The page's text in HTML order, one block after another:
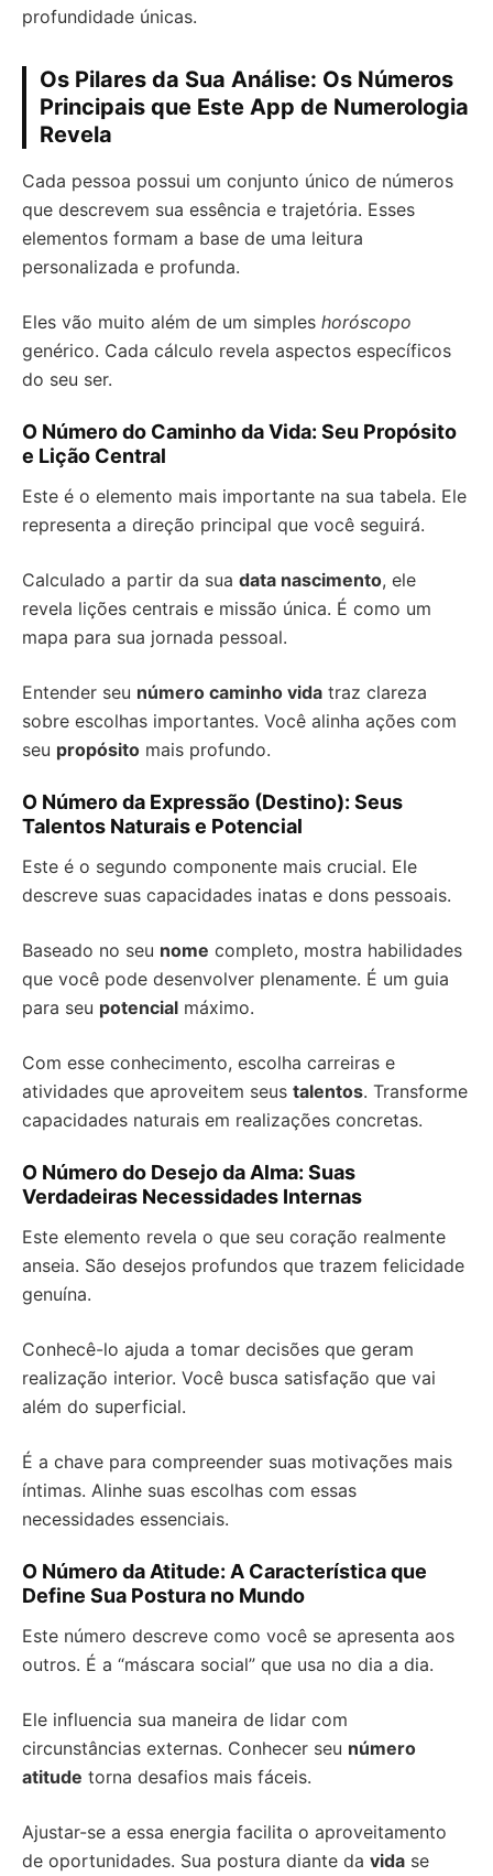
profundidade únicas.
Os Pilares da Sua Análise: Os Números
Principais que Este App de Numerologia
Revela
Cada pessoa possui um conjunto único de números
que descrevem sua essência e trajetória. Esses
elementos formam a base de uma leitura
personalizada e profunda.
Eles vão muito além de um simples horóscopo
genérico. Cada cálculo revela aspectos específicos
do seu ser.
O Número do Caminho da Vida: Seu Propósito
e Lição Central
Este é o elemento mais importante na sua tabela. Ele
representa a direção principal que você seguirá.
Calculado a partir da sua data nascimento, ele
revela lições centrais e missão única. É como um
mapa para sua jornada pessoal.
Entender seu número caminho vida traz clareza
sobre escolhas importantes. Você alinha ações com
seu propósito mais profundo.
O Número da Expressão (Destino): Seus
Talentos Naturais e Potencial
Este é o segundo componente mais crucial. Ele
descreve suas capacidades inatas e dons pessoais.
Baseado no seu nome completo, mostra habilidades
que você pode desenvolver plenamente. É um guia
para seu potencial máximo.
Com esse conhecimento, escolha carreiras e
atividades que aproveitem seus talentos. Transforme
capacidades naturais em realizações concretas.
O Número do Desejo da Alma: Suas
Verdadeiras Necessidades Internas
Este elemento revela o que seu coração realmente
anseia. São desejos profundos que trazem felicidade
genuína.
Conhecê-lo ajuda a tomar decisões que geram
realização interior. Você busca satisfação que vai
além do superficial.
É a chave para compreender suas motivações mais
íntimas. Alinhe suas escolhas com essas
necessidades essenciais.
O Número da Atitude: A Característica que
Define Sua Postura no Mundo
Este número descreve como você se apresenta aos
outros. É a “máscara social” que usa no dia a dia.
Ele influencia sua maneira de lidar com
circunstâncias externas. Conhecer seu número
atitude torna desafios mais fáceis.
Ajustar-se a essa energia facilita o aproveitamento
de oportunidades. Sua postura diante da vida se